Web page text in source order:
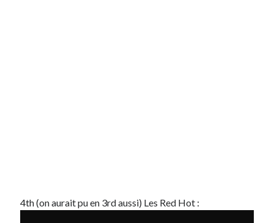
4th (on aurait pu en 3rd aussi) Les Red Hot :